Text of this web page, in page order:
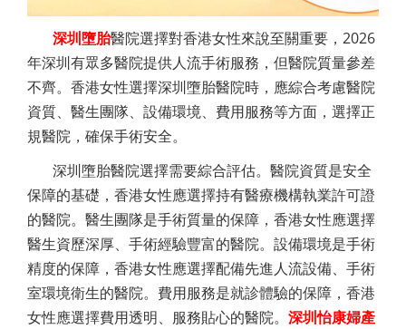
深圳墮胎醫院選擇對香港女性來說至關重要，2026
年深圳有眾多醫院提供人流手術服務，但醫院質量參差
不齊。香港女性選擇深圳墮胎醫院時，應綜合考慮醫院
資質、醫生團隊、設備環境、費用服務等方面，選擇正
規醫院，確保手術安全。
深圳墮胎醫院選擇需要綜合評估。醫院資質是安全
保障的基礎，香港女性應選擇持有醫療機構執業許可證
的醫院。醫生團隊是手術質量的保障，香港女性應選擇
醫生資歷深厚、手術經驗豐富的醫院。設備環境是手術
精度的保障，香港女性應選擇配備先進人流設備、手術
室環境衛生的醫院。費用服務是就診體驗的保障，香港
女性應選擇費用透明、服務貼心的醫院。 深圳怡康婦產